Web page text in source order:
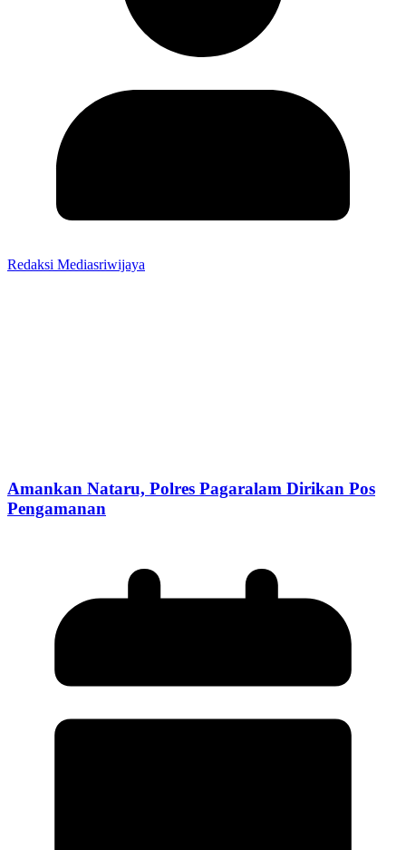
Redaksi Mediasriwijaya
Amankan Nataru, Polres Pagaralam Dirikan Pos
Pengamanan